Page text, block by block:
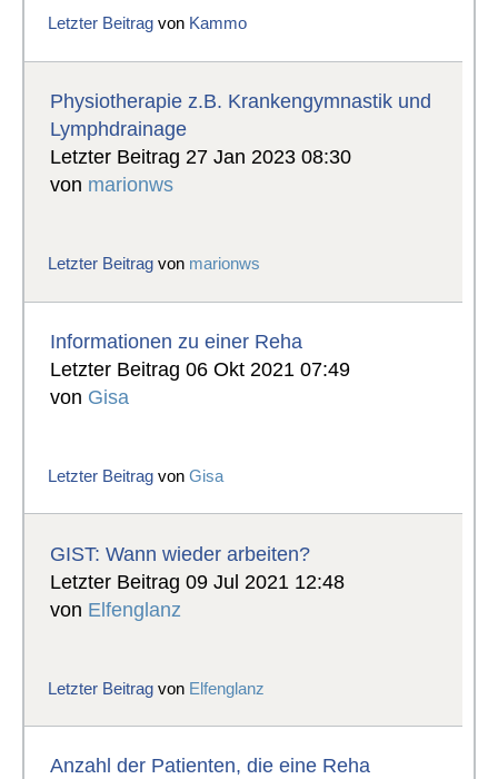
Letzter Beitrag von Kammo
Physiotherapie z.B. Krankengymnastik und
Lymphdrainage
Letzter Beitrag 27 Jan 2023 08:30
von marionws
Letzter Beitrag von marionws
Informationen zu einer Reha
Letzter Beitrag 06 Okt 2021 07:49
von Gisa
Letzter Beitrag vonGisa
GIST: Wann wieder arbeiten?
Letzter Beitrag 09 Jul 2021 12:48
von Elfenglanz
Letzter Beitrag von Elfenglanz
Anzahl der Patienten, die eine Reha